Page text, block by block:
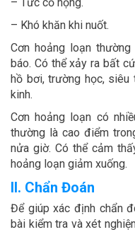
– Khó khăn khi nuốt.
Cơn hoảng loạn
báo. Có thể xảy ra bất
hồ bơi, trường học, siêu
kinh.
Cơn hoảng loạn có
thường là cao điểm
nửa giờ. Có thể cảm
hoảng loạn giảm xuống.
II. Chẩn Đoán
Để giúp xác định chẩn
bài kiểm tra và xét